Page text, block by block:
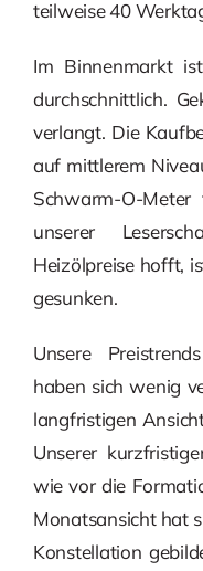
teilweise 40
Im Binnenmarkt
durchschnittlich.
verlangt. Die
auf mittlerem
Schwarm-O-
unserer
Heizölpreise hofft,
gesunken.
Unsere
haben sich wenig
langfristigen
Unserer
wie vor die
Monatsansicht hat
Konstellation